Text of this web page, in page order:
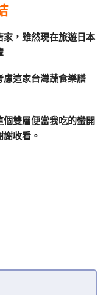
家，雖然現在旅遊日本
慮這家台灣蔬食樂膳
雙層便當我吃的蠻開
收看。